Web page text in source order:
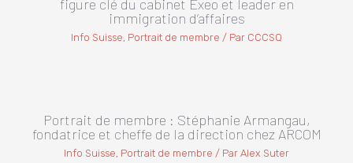
figure clé du cabinet Exeo et leader en
immigration d’affaires
Info Suisse, Portrait de membre / Par CCCSQ
Portrait de membre : Stéphanie Armangau,
fondatrice et cheffe de la direction chez ARCOM
Info Suisse, Portrait de membre / Par Alex Suter